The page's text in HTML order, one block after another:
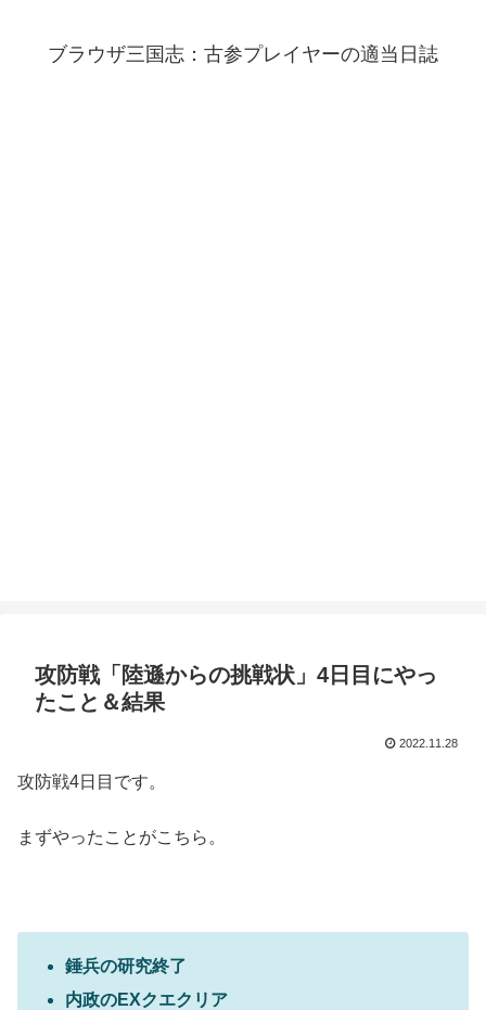
ブラウザ三国志：古参プレイヤーの適当日誌
攻防戦「陸遜からの挑戦状」4日目にやっ
たこと＆結果
2022.11.28
攻防戦4日目です。
まずやったことがこちら。
錘兵の研究終了
内政のEXクエクリア